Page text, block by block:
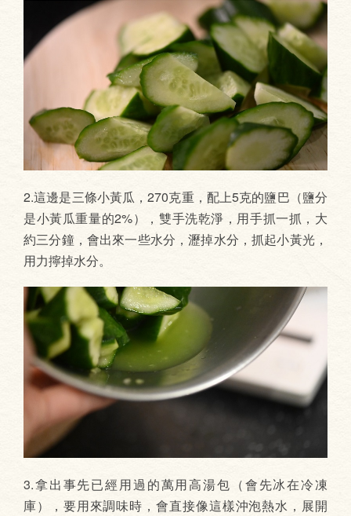
2.這邊是三條小黃瓜，270克重，配上5克的鹽巴（鹽分
是小黃瓜重量的2%），雙手洗乾淨，用手抓一抓，大
約三分鐘，會出來一些水分，瀝掉水分，抓起小黃光，
用力擰掉水分。
3.拿出事先已經用過的萬用高湯包（會先冰在冷凍
庫），要用來調味時，會直接像這樣沖泡熱水，展開